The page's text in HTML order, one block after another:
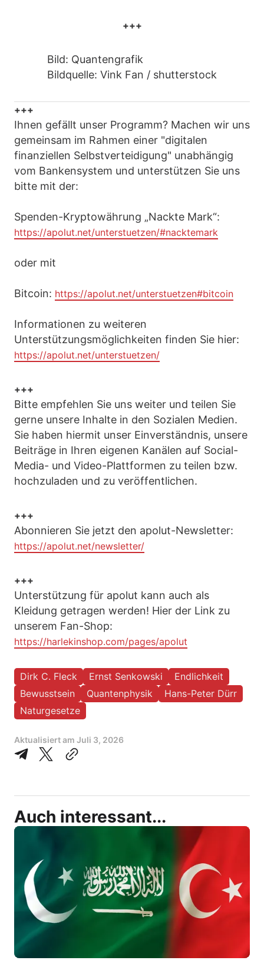
+++
Bild: Quantengrafik
Bildquelle: Vink Fan / shutterstock
+++
Ihnen gefällt unser Programm? Machen wir uns
gemeinsam im Rahmen einer "digitalen
finanziellen Selbstverteidigung" unabhängig
vom Bankensystem und unterstützen Sie uns
bitte mit der:
Spenden-Kryptowährung „Nackte Mark“:
https://apolut.net/unterstuetzen/#nacktemark
oder mit
Bitcoin: https://apolut.net/unterstuetzen#bitcoin
Informationen zu weiteren
Unterstützungsmöglichkeiten finden Sie hier:
https://apolut.net/unterstuetzen/
+++
Bitte empfehlen Sie uns weiter und teilen Sie
gerne unsere Inhalte in den Sozialen Medien.
Sie haben hiermit unser Einverständnis, unsere
Beiträge in Ihren eigenen Kanälen auf Social-
Media- und Video-Plattformen zu teilen bzw.
hochzuladen und zu veröffentlichen.
+++
Abonnieren Sie jetzt den apolut-Newsletter:
https://apolut.net/newsletter/
+++
Unterstützung für apolut kann auch als
Kleidung getragen werden! Hier der Link zu
unserem Fan-Shop:
https://harlekinshop.com/pages/apolut
Dirk C. Fleck Ernst Senkowski
Endlichkeit
Bewusstsein
Quantenphysik
Hans-Peter Dürr
Naturgesetze
Aktualisiert am Juli 3, 2026
Auch interessant...